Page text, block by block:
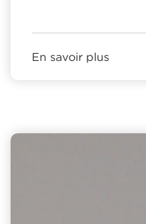
En savoir plus